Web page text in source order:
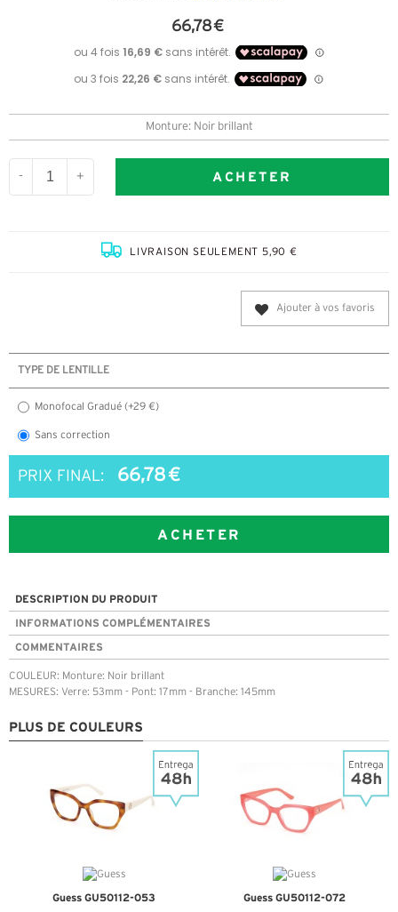
66,78 €
Monture: Noir brillant
- + ACHETER
LIVRAISON SEULEMENT 5,90 €
Ajouter à vos favoris
TYPE DE LENTILLE
Monofocal Gradué (+29 €)
Sans correction
PRIX FINAL: 66,78 €
ACHETER
DESCRIPTION DU PRODUIT
INFORMATIONS COMPLÉMENTAIRES
COMMENTAIRES
COULEUR: Monture: Noir brillant
MESURES: Verre: 53mm - Pont: 17mm - Branche: 145mm
PLUS DE COULEURS
Guess GU50112-053 Guess GU50112-072